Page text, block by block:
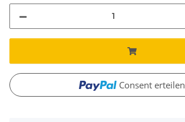
Consent erteilen